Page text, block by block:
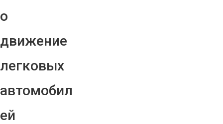
о
движение
легковых
автомобил
ей